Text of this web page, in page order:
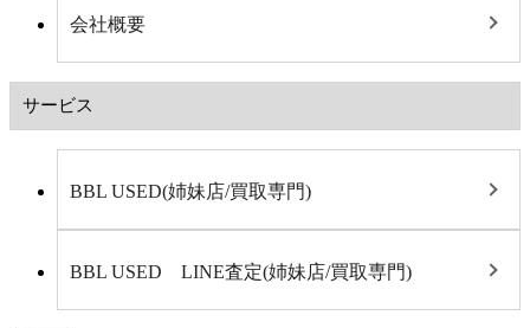
会社概要
サービス
BBL USED(姉妹店/買取専門)
BBL USED LINE査定(姉妹店/買取専門)